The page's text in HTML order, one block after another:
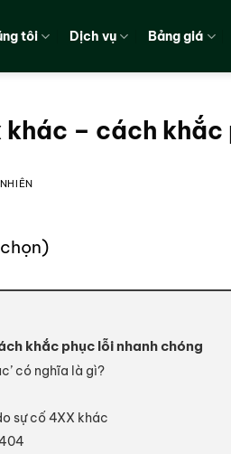
tôi Dịch vụ Bảng giá
– cách
khắc phục lỗi nhanh chóng
có nghĩa là gì?
sự cố 4XX khác